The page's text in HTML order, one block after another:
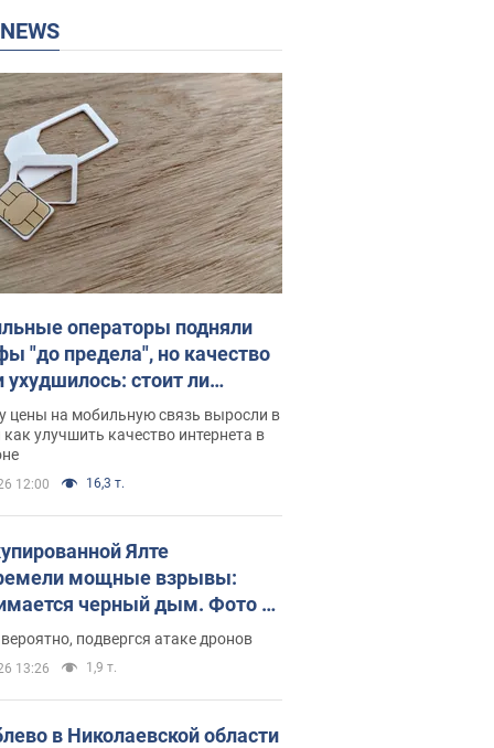
NEWS
операторы подняли
"до предела", но качество
ухудшилось: стоит ли
на цены
цены на мобильную связь выросли в
улучшить качество интернета в
12:00 16,3 т.
Ялте
мощные взрывы:
черный дым. Фото и
подвергся атаке дронов
13:26 1,9 т.
в Николаевской области